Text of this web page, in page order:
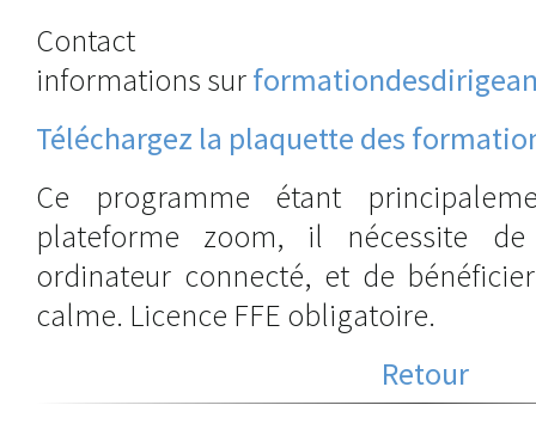
informations sur
Téléchargez la plaquette des
Ce programme étant
plateforme zoom, il nécessite
ordinateur connecté, et de
calme. Licence FFE obligatoire.
Retour